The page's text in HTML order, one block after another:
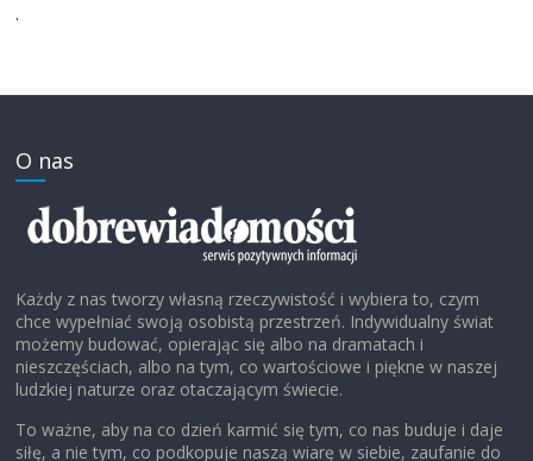
.
O nas
Każdy z nas tworzy własną rzeczywistość i wybiera to, czym
chce wypełniać swoją osobistą przestrzeń. Indywidualny świat
możemy budować, opierając się albo na dramatach i
nieszczęściach, albo na tym, co wartościowe i piękne w naszej
ludzkiej naturze oraz otaczającym świecie.
To ważne, aby na co dzień karmić się tym, co nas buduje i daje
siłę, a nie tym, co podkopuje naszą wiarę w siebie, zaufanie do